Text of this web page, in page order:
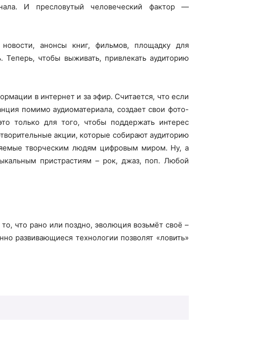
И пресловутый человеческий фактор —
анонсы книг, фильмов, площадку для
чтобы выживать, привлекать аудиторию
в интернет и за эфир. Считается, что если
помимо аудиоматериала, создает свои фото-
только для того, чтобы поддержать интерес
акции, которые собирают аудиторию
творческим людям цифровым миром. Ну, а
пристрастиям – рок, джаз, поп. Любой
что рано или поздно, эволюция возьмёт своё –
развивающиеся технологии позволят «ловить»